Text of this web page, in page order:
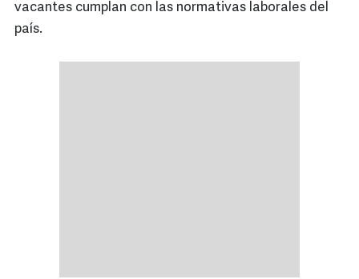
vacantes cumplan con las normativas laborales del
país.